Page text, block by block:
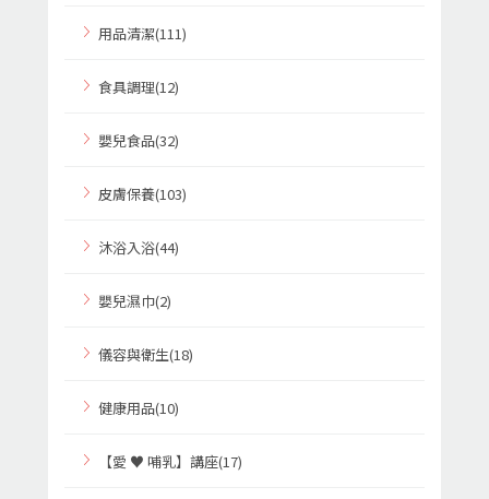
用品清潔(111)
食具調理(12)
嬰兒食品(32)
皮膚保養(103)
沐浴入浴(44)
嬰兒濕巾(2)
儀容與衛生(18)
健康用品(10)
【愛 ♥ 哺乳】講座(17)